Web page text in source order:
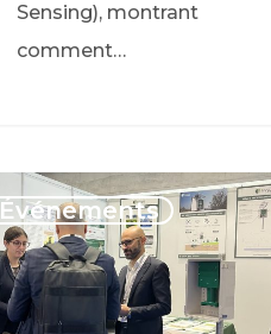
Sensing), montrant
comment…
Événements